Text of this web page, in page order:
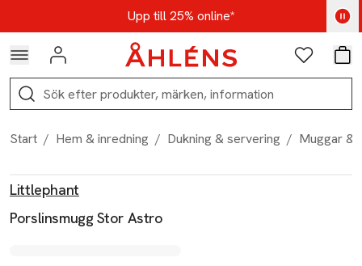
Hoppa till navigationsmenynUpp till 25% online*
Kod: AUG25 - Shoppa nu
Logga in Favoriter
Sök
Start / Hem & inredning / Dukning & servering / Muggar &
Littlephant
Porslinsmugg Stor Astro